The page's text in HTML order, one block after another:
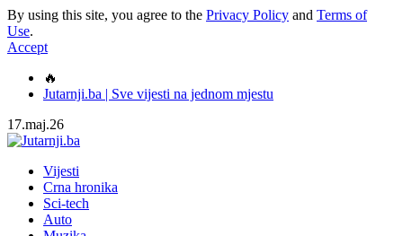
By using this site, you agree to the Privacy Policy and Terms of
Use.
Accept
🔥
Jutarnji.ba | Sve vijesti na jednom mjestu
17.maj.26
Vijesti
Crna hronika
Sci-tech
Auto